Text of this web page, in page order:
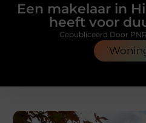
Een makelaar in
heeft voor
Gepubliceerd Door